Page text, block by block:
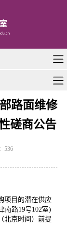
路面维修
磋商公告
536
项目的潜在供应
南路19号102室)
北京时间）前提